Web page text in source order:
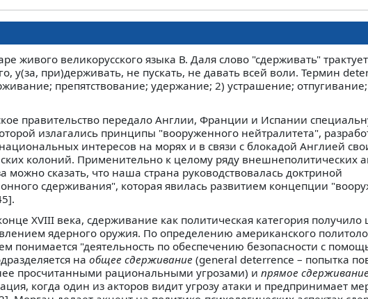
живого великорусского языка В. Даля слово "сдерживать"
у(за, при)держивать, не пускать, не давать всей воли. Термин
препятствование; удержание; 2) устрашение;
правительство передало Англии, Франции и Испании
излагались принципы "вооруженного нейтралитета",
интересов на морях и в связи с блокадой Англией
колоний. Применительно к целому ряду внешнеполитических
можно сказать, что наша страна руководствовалась доктриной
сдерживания", которая явилась развитием концепции
XVIII века, сдерживание как политическая категория получило
ядерного оружия. По определению американского
понимается "деятельность по обеспечению безопасности с
на общее сдерживание (general deterrence – попытка
просчитанными рациональными угрозами) и прямое сдерживание
когда один из акторов видит угрозу атаки и предпринимает